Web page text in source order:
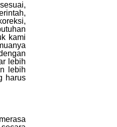
kami
lebih
lebih
harus